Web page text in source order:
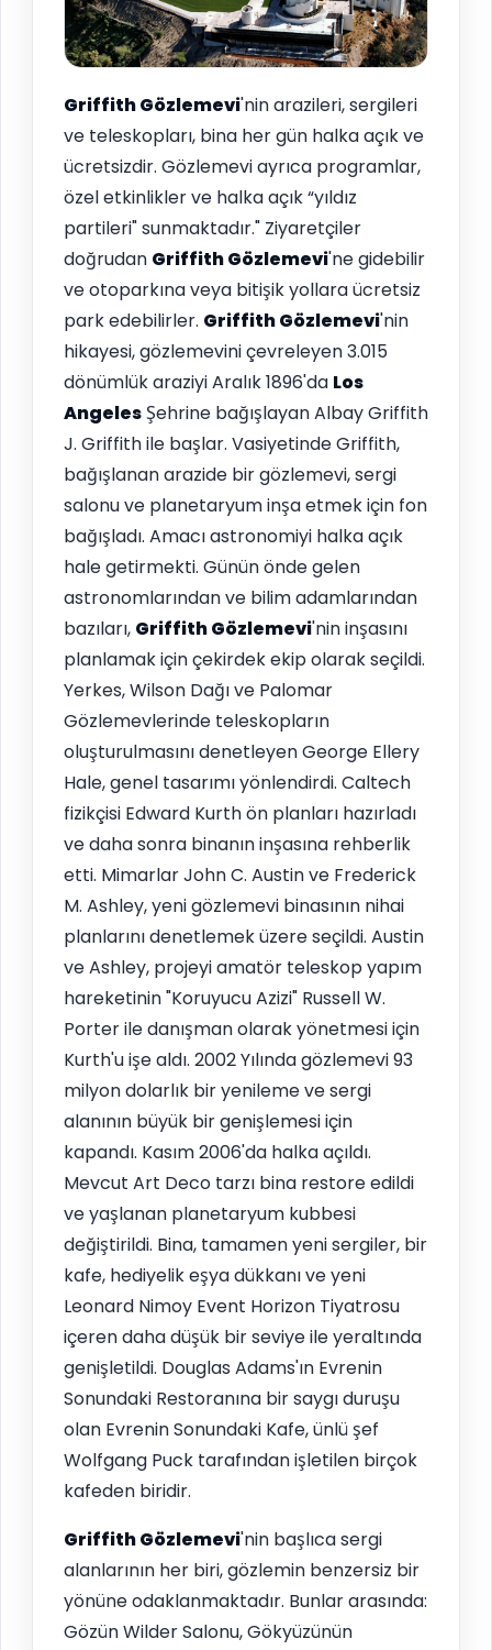
Griffith Gözlemevi'nin arazileri, sergileri
ve teleskopları, bina her gün halka açık ve
ücretsizdir. Gözlemevi ayrıca programlar,
özel etkinlikler ve halka açık “yıldız
partileri" sunmaktadır." Ziyaretçiler
doğrudan Griffith Gözlemevi'ne gidebilir
ve otoparkına veya bitişik yollara ücretsiz
park edebilirler. Griffith Gözlemevi'nin
hikayesi, gözlemevini çevreleyen 3.015
dönümlük araziyi Aralık 1896'da Los
AngelesŞehrine bağışlayan Albay Griffith
J. Griffith ile başlar. Vasiyetinde Griffith,
bağışlanan arazide bir gözlemevi, sergi
salonu ve planetaryum inşa etmek için fon
bağışladı. Amacı astronomiyi halka açık
hale getirmekti. Günün önde gelen
astronomlarından ve bilim adamlarından
bazıları, Griffith Gözlemevi'nin inşasını
planlamak için çekirdek ekip olarak seçildi.
Yerkes, Wilson Dağı ve Palomar
Gözlemevlerinde teleskopların
oluşturulmasını denetleyen George Ellery
Hale, genel tasarımı yönlendirdi. Caltech
fizikçisi Edward Kurth ön planları hazırladı
ve daha sonra binanın inşasına rehberlik
etti. Mimarlar John C. Austin ve Frederick
M. Ashley, yeni gözlemevi binasının nihai
planlarını denetlemek üzere seçildi. Austin
ve Ashley, projeyi amatör teleskop yapım
hareketinin "Koruyucu Azizi" Russell W.
Porter ile danışman olarak yönetmesi için
Kurth'u işe aldı. 2002 Yılında gözlemevi 93
milyon dolarlık bir yenileme ve sergi
alanının büyük bir genişlemesi için
kapandı. Kasım 2006'da halka açıldı.
Mevcut Art Deco tarzı bina restore edildi
ve yaşlanan planetaryum kubbesi
değiştirildi. Bina, tamamen yeni sergiler, bir
kafe, hediyelik eşya dükkanı ve yeni
Leonard Nimoy Event Horizon Tiyatrosu
içeren daha düşük bir seviye ile yeraltında
genişletildi. Douglas Adams'ın Evrenin
Sonundaki Restoranına bir saygı duruşu
olan Evrenin Sonundaki Kafe, ünlü şef
Wolfgang Puck tarafından işletilen birçok
kafeden biridir.
Griffith Gözlemevi'nin başlıca sergi
alanlarının her biri, gözlemin benzersiz bir
yönüne odaklanmaktadır. Bunlar arasında:
Gözün Wilder Salonu, Gökyüzünün